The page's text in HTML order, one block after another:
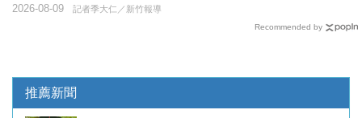
記者季大仁／新竹報導
2026-08-09
Recommended by
推薦新聞